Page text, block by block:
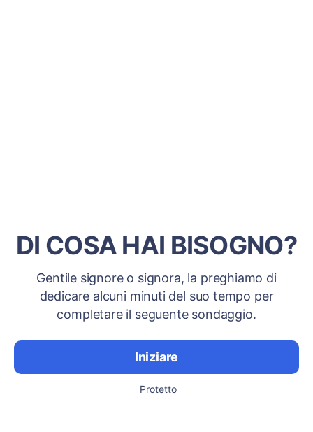
DI COSA HAI BISOGNO?
Gentile signore o signora, la preghiamo di
dedicare alcuni minuti del suo tempo per
completare il seguente sondaggio.
Iniziare
Protetto